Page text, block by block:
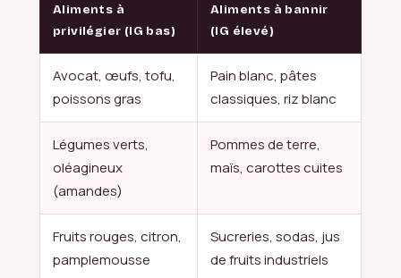
Aliments à
privilégier (IG bas)
Aliments à bannir
(IG élevé)
Avocat, œufs, tofu,
poissons gras
Pain blanc, pâtes
classiques, riz blanc
Légumes verts,
oléagineux
(amandes)
Pommes de terre,
maïs, carottes cuites
Fruits rouges, citron,
pamplemousse
Sucreries, sodas, jus
de fruits industriels